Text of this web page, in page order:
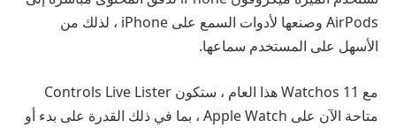
AirPods وصنعها لأدوات السمع على iPhone ، لذلك من
الأسهل على المستخدم سماعها.
مع Watchos 11 هذا العام ، ستكون Controls Live Lister
متاحة الآن على Apple Watch ، بما في ذلك القدرة على بدء أو